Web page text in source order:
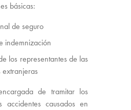
básicas:
de seguro
indemnización
los representantes de las
de tramitar los
accidentes causados en